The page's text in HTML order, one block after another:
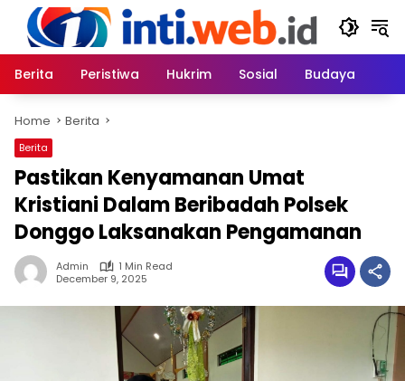
content
Berita
Peristiwa Hukrim Sosial Budaya
Home Berita
Berita
Pastikan Kenyamanan Umat
Kristiani Dalam Beribadah Polsek
Donggo Laksanakan Pengamanan
Admin
1 Min Read
December 9, 2025